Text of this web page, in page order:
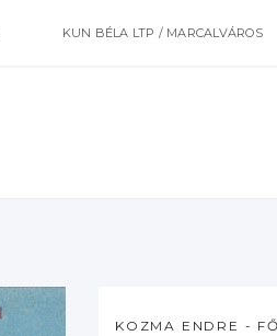
KUN BÉLA LTP / MARCALVÁROS
KOZMA ENDRE -